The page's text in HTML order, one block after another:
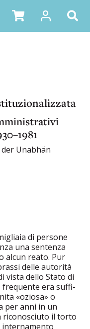
Unabhän
di persone
una sentenza
alcun reato. Pur
delle autorità
vista dello Stato di
frequente era suffi­
«oziosa» o
per anni in un
riconosciuto il torto